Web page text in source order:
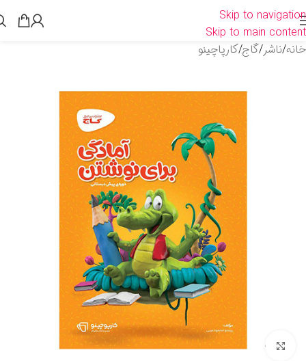
Skip to navigation
Skip to main content
خانه/ناشر/گاج/کارپاچینو
برای بزرگنمایی کلیک کنید